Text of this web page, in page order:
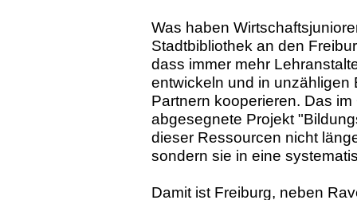
Was haben
Stadtbibliothek an den
dass immer mehr
entwickeln und in
Partnern kooperieren. Das
abgesegnete Projekt
dieser Ressourcen nicht
sondern sie in eine
Damit ist Freiburg, neben